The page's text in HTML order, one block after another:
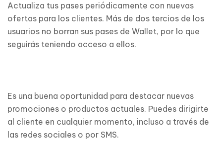
Actualiza tus pases periódicamente con nuevas
ofertas para los clientes. Más de dos tercios de los
usuarios no borran sus pases de Wallet, por lo que
seguirás teniendo acceso a ellos.
Es una buena oportunidad para destacar nuevas
promociones o productos actuales. Puedes dirigirte
al cliente en cualquier momento, incluso a través de
las redes sociales o por SMS.